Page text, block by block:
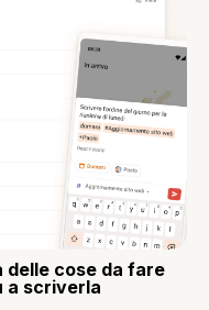
delle cose da fare
a scriverla